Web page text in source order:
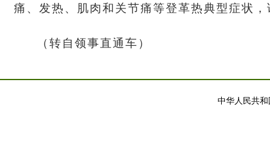
痛、发热、肌肉和关节痛等登革热典型症状
（转自领事直通车）
中华人民共